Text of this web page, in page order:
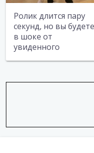
Ролик длится пару
секунд, но вы будете
в шоке от
увиденного